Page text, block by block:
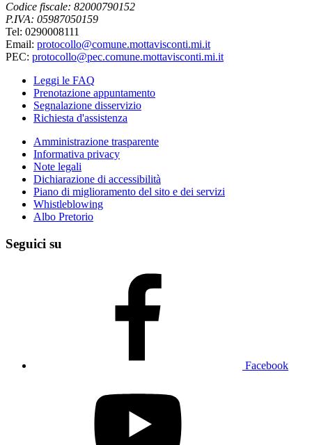
Codice fiscale: 82000790152
P.IVA: 05987050159
Tel: 0290008111
Email: protocollo@comune.mottavisconti.mi.it
PEC: protocollo@pec.comune.mottavisconti.mi.it
Leggi le FAQ
Prenotazione appuntamento
Segnalazione disservizio
Richiesta d'assistenza
Amministrazione trasparente
Informativa privacy
Note legali
Dichiarazione di accessibilità
Piano di miglioramento del sito e dei servizi
Whistleblowing
Albo Pretorio
Seguici su
Facebook